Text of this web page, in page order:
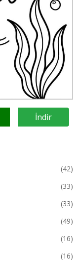
İndir
(42)
(33)
(33)
(49)
(16)
(16)